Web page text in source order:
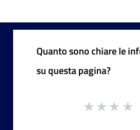
Quanto sono chiare le
su questa pagina?